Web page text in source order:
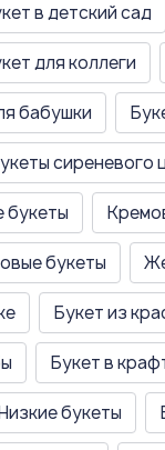
в детский сад
для коллеги
бабушки
сиреневого
букеты
букеты
Букет из
Букет в
букеты